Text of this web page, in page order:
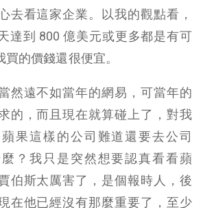
去看這家企業。以我的觀點看，
達到 800 億美元或更多都是有可
的價錢還很便宜。
然遠不如當年的網易，可當年的
的，而且現在就算碰上了，對我
果這樣的公司難道還要去公司
？我只是突然想要認真看看蘋
伯斯太厲害了，是個報時人，後
在他已經沒有那麼重要了，至少